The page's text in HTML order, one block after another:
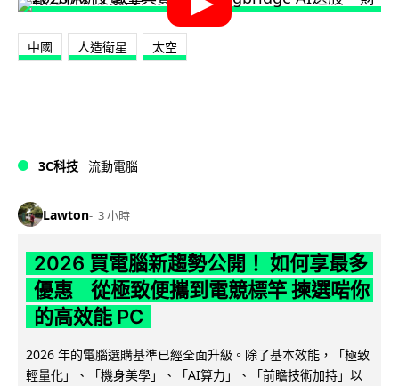
中國 人造衛星 太空
3C科技 流動電腦
Lawton 3 小時
2026 買電腦新趨勢公開！ 如何享最多
優惠 從極致便攜到電競標竿 揀選啱你
的高效能 PC
2026 年的電腦選購基準已經全面升級。除了基本效能，「極致
輕量化」、「機身美學」、「AI算力」、「前瞻技術加持」以